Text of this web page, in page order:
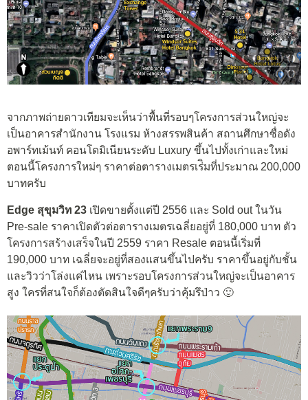
จากภาพถ่ายดาวเทียมจะเห็นว่าพื้นที่รอบๆโครงการส่วนใหญ่จะ
เป็นอาคารสำนักงาน โรงแรม ห้างสรรพสินค้า สถานศึกษาซื่อดัง
อพาร์ทเม้นท์ คอนโดมิเนียนระดับ Luxury ขึ้นไปทั้งเก่าและใหม่
ตอนนี้โครงการใหม่ๆ ราคาต่อตารางเมตรเร่ิมที่ประมาณ 200,000
บาทครับ
Edge สุขุมวิท 23 เปิดขายตั้งแต่ปี 2556 และ Sold out ในวัน
Pre-sale ราคาเปิดตัวต่อตารางเมตรเฉลี่ยอยู่ที่ 180,000 บาท ตัว
โครงการสร้างเสร็จในปี 2559 ราคา Resale ตอนนี้เริ่มที่
190,000 บาท เฉลี่ยจะอยู่ที่สองแสนขึ้นไปครับ ราคาขึ้นอยู่กับชั้น
และวิวว่าโล่งแค่ไหน เพราะรอบโครงการส่วนใหญ่จะเป็นอาคาร
สูง ใครที่สนใจก็ต้องตัดสินใจดีๆครับว่าคุ้มรึป่าว 🙂